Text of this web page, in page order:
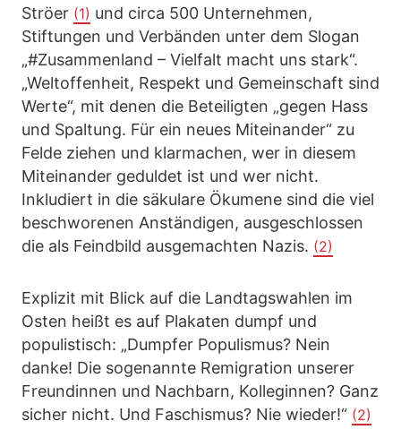
Ströer (1) und circa 500 Unternehmen,
Stiftungen und Verbänden unter dem Slogan
„#Zusammenland – Vielfalt macht uns stark“.
„Weltoffenheit, Respekt und Gemeinschaft sind
Werte“, mit denen die Beteiligten „gegen Hass
und Spaltung. Für ein neues Miteinander“ zu
Felde ziehen und klarmachen, wer in diesem
Miteinander geduldet ist und wer nicht.
Inkludiert in die säkulare Ökumene sind die viel
beschworenen Anständigen, ausgeschlossen
die als Feindbild ausgemachten Nazis. (2)
Explizit mit Blick auf die Landtagswahlen im
Osten heißt es auf Plakaten dumpf und
populistisch: „Dumpfer Populismus? Nein
danke! Die sogenannte Remigration unserer
Freundinnen und Nachbarn, Kolleginnen? Ganz
sicher nicht. Und Faschismus? Nie wieder!“ (2)